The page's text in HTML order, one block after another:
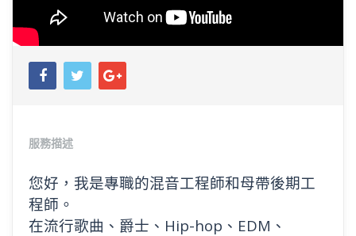
服務描述
您好，我是專職的混音工程師和母帶後期工
程師。
在流行歌曲、爵士、Hip-hop、EDM、